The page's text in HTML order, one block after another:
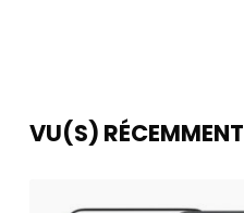
VU(S) RÉCEMMENT